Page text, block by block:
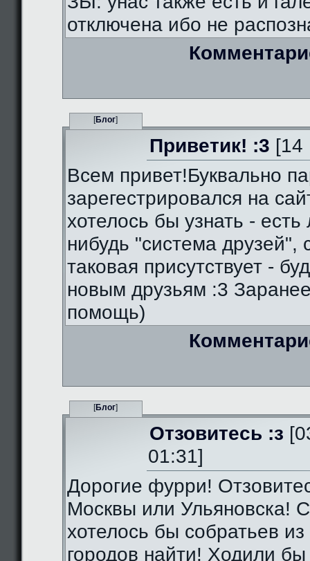
отключена ибо не
[Блог]
Приветик! :3 [14
Всем привет!Буквально
зарегестрировался на
хотелось бы узнать - есть
нибудь "система друзей",
таковая присутствует -
новым друзьям :3
помощь)
[Блог]
Отзовитесь :з
01:31]
Дорогие фурри!
Москвы или Ульяновска!
хотелось бы собратьев из
городов найти! Ходили бы